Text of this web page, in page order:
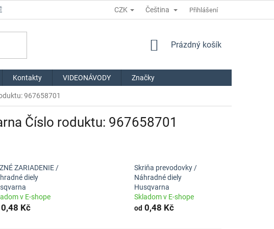
CZK Čeština Přihlášení
NÁKUPNÍ
Prázdný košík
Kontakty VIDEONÁVODY Značky
967658701
Číslo roduktu: 967658701
ZARIADENIE /
diely
v E-shope
Kč
Skriňa prevodovky /
Náhradné diely
Husqvarna
Skladom v E-shope
od0,48 Kč